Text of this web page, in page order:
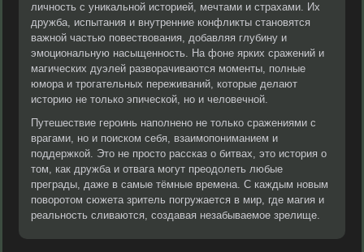
личность с уникальной историей, мечтами и страхами. Их
дружба, испытания и внутренние конфликты становятся
важной частью повествования, добавляя глубину и
эмоциональную насыщенность. На фоне ярких сражений и
магических дуэлей разворачиваются моменты, полные
юмора и трогательных переживаний, которые делают
историю не только эпической, но и человечной.
Путешествие героинь наполнено не только сражениями с
врагами, но и поиском себя, взаимопониманием и
поддержкой. Это не просто рассказ о битвах, это история о
том, как дружба и отвага могут преодолеть любые
преграды, даже в самые тёмные времена. С каждым новым
поворотом сюжета зритель погружается в мир, где магия и
реальность сливаются, создавая незабываемое зрелище.